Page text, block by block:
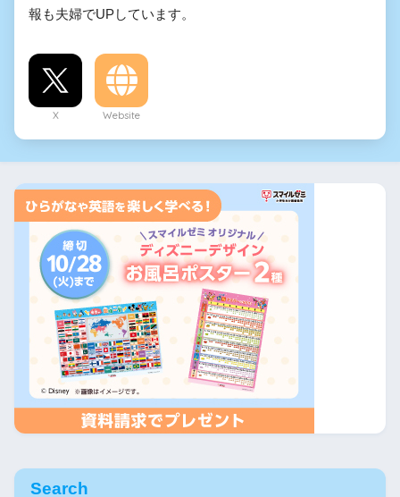
報も夫婦でUPしています。
X Website
Search